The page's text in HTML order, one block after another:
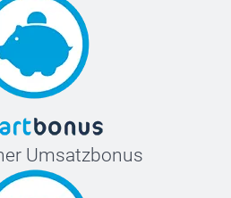
Umsatzbonus